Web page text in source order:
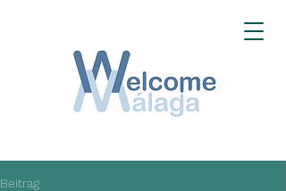
Beitrag